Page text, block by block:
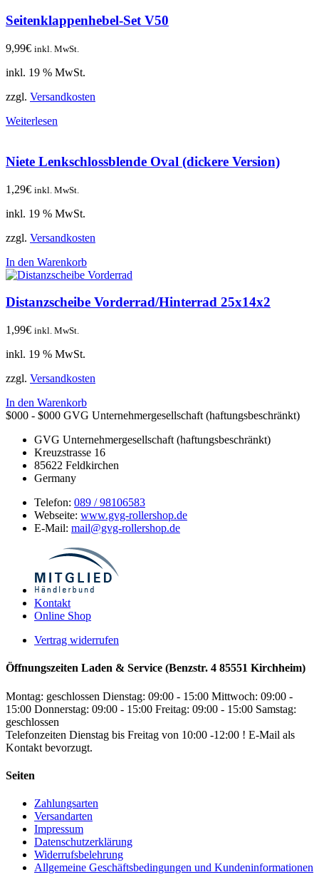
Seitenklappenhebel-Set V50
9,99€ inkl. MwSt.
inkl. 19 % MwSt.
zzgl. Versandkosten
Weiterlesen
Niete Lenkschlossblende Oval (dickere Version)
1,29€ inkl. MwSt.
inkl. 19 % MwSt.
zzgl. Versandkosten
In den Warenkorb
Distanzscheibe Vorderrad/Hinterrad 25x14x2
1,99€ inkl. MwSt.
inkl. 19 % MwSt.
zzgl. Versandkosten
In den Warenkorb
$000 - $000 GVG Unternehmergesellschaft (haftungsbeschränkt)
GVG Unternehmergesellschaft (haftungsbeschränkt)
Kreuzstrasse 16
85622 Feldkirchen
Germany
Telefon: 089 / 98106583
Webseite: www.gvg-rollershop.de
E-Mail: mail@gvg-rollershop.de
Kontakt
Online Shop
Vertrag widerrufen
Öffnungszeiten Laden & Service (Benzstr. 4 85551 Kirchheim)
Montag: geschlossen Dienstag: 09:00 - 15:00 Mittwoch: 09:00 -
15:00 Donnerstag: 09:00 - 15:00 Freitag: 09:00 - 15:00 Samstag:
geschlossen
Telefonzeiten Dienstag bis Freitag von 10:00 -12:00 ! E-Mail als
Kontakt bevorzugt.
Seiten
Zahlungsarten
Versandarten
Impressum
Datenschutzerklärung
Widerrufsbelehrung
Allgemeine Geschäftsbedingungen und Kundeninformationen